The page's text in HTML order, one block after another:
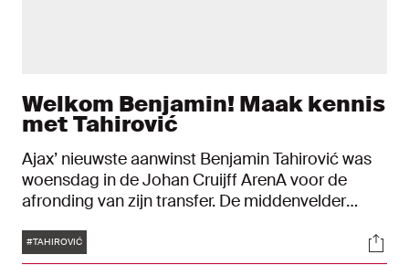
Welkom Benjamin! Maak kennis
met Tahirović
Ajax’ nieuwste aanwinst Benjamin Tahirović was
woensdag in de Johan Cruijff ArenA voor de
afronding van zijn transfer. De middenvelder
contract, tot en met 30 juni 2028. Bij zijn
officieuze debuut in de ArenA legden we
Tags
#TAHIROVIĆ